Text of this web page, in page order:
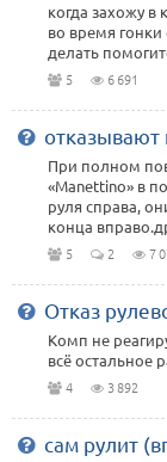
когда захожу в
во время
делать
5 6 691
отказывают
При полном
«Manettino» в
руля справа,
конца
5 2 7
Отказ
Комп не
всё остальное
4 3 892
сам рулит